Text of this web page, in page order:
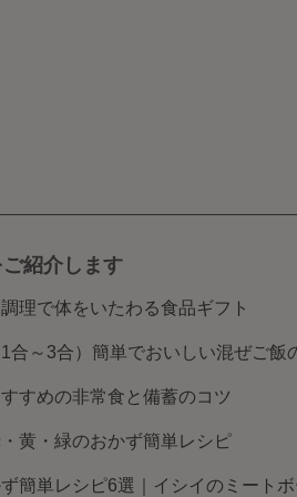
紹介します
理で体をいたわる食品ギフト
合～3合）簡単でおいしい混ぜご飯
すめの非常食と備蓄のコツ
黄・緑のおかず簡単レシピ
簡単レシピ6選｜イシイのミート